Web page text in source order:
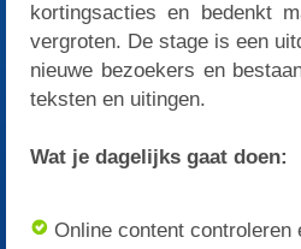
kortingsacties en bedenkt
vergroten. De stage is een
nieuwe bezoekers en
teksten en uitingen.
Wat je dagelijks gaat doen:
Online content controleren